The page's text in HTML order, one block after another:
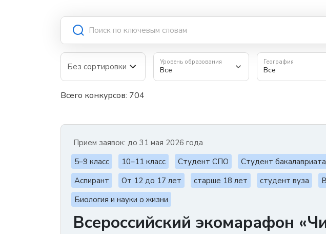
Уровень образования
Все
География
Все
Всего конкурсов: 704
Прием заявок: до 31 мая 2026 года
5–9 класс
10–11 класс Студент СПО Студент
Аспирант
От 12 до 17 лет старше 18 лет студент вуза
Биология и науки о жизни
Всероссийский экомарафон